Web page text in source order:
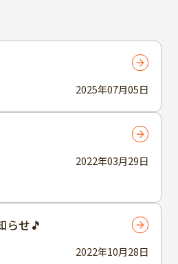
2025年07月05日
2022年03月29日
2022年10月28日
らせ🎵